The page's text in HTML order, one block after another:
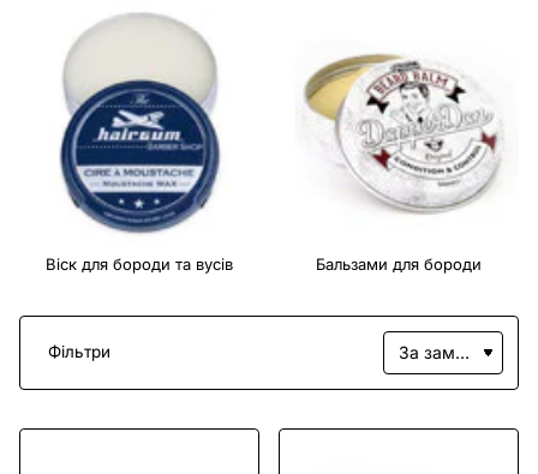
Віск для бороди та вусів Бальзами для бороди
Фільтри